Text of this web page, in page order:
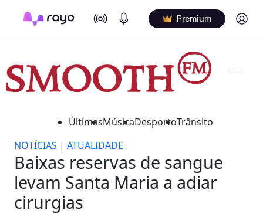
On Air Podcasts Premium Log in
ÚltimasMúsicaDesportoTrânsito
NOTÍCIAS | ATUALIDADE
Baixas reservas de sangue
levam Santa Maria a adiar
cirurgias